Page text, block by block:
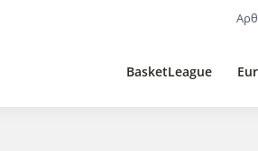
BasketLeague